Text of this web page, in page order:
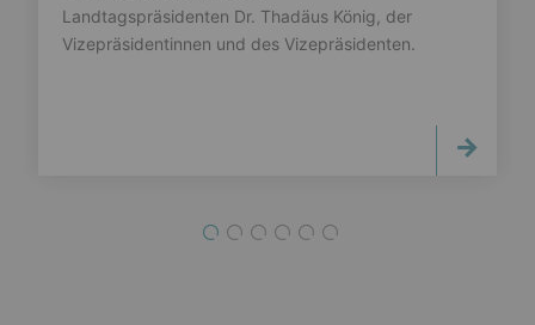
Landtagspräsidenten Dr. Thadäus König, der
Vizepräsidentinnen und des Vizepräsidenten.
1 2 3 4 5